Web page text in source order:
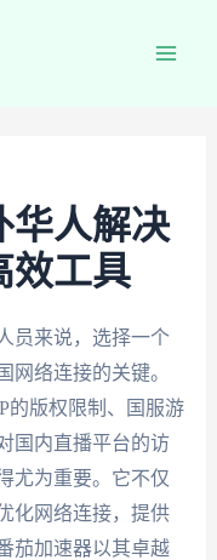
华人解决
效工具
员来说，选择一个
网络连接的关键。
的版权限制、国服游
国内直播平台的访
尤为重要。它不仅
化网络连接，提供
茄加速器以其卓越